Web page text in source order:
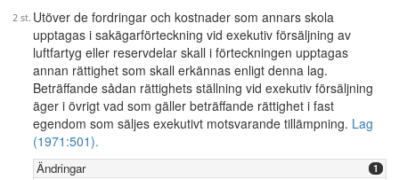
Utöver de fordringar och kostnader som annars skola
upptagas i sakägarförteckning vid exekutiv försäljning av
luftfartyg eller reservdelar skall i förteckningen upptagas
annan rättighet som skall erkännas enligt denna lag.
Beträffande sådan rättighets ställning vid exekutiv försäljning
äger i övrigt vad som gäller beträffande rättighet i fast
egendom som säljes exekutivt motsvarande tillämpning. Lag
(1971:501).
Ändringar 1